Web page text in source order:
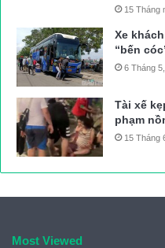
15 Tháng
Xe
“bến
6 Tháng
Tài xế
phạm
15 Tháng
Most Viewed